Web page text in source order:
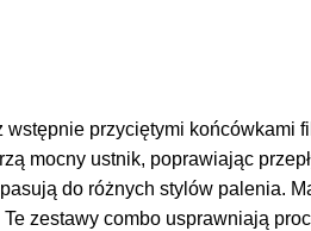
przyciętymi końcówkami
mocny ustnik, poprawiając
do różnych stylów palenia.
zestawy combo usprawniają